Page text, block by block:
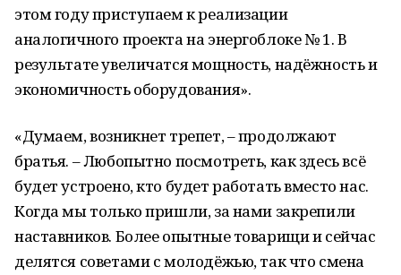
этом году приступаем к реализации
аналогичного проекта на энергоблоке № 1. В
результате увеличатся мощность, надёжность и
экономичность оборудования».
«Думаем, возникнет трепет, – продолжают
братья. – Любопытно посмотреть, как здесь всё
будет устроено, кто будет работать вместо нас.
Когда мы только пришли, за нами закрепили
наставников. Более опытные товарищи и сейчас
делятся советами с молодёжью, так что смена